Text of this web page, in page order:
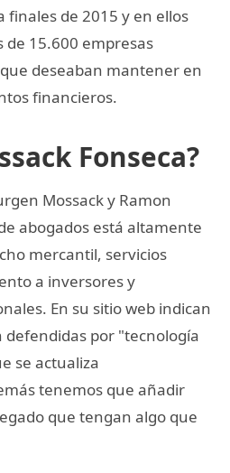
finales de 2015 y en ellos
de 15.600 empresas
deseaban mantener en
financieros.
Fonseca?
Mossack y Ramon
abogados está altamente
mercantil, servicios
a inversores y
En su sitio web indican
defendidas por "tecnología
se actualiza
tenemos que añadir
que tengan algo que